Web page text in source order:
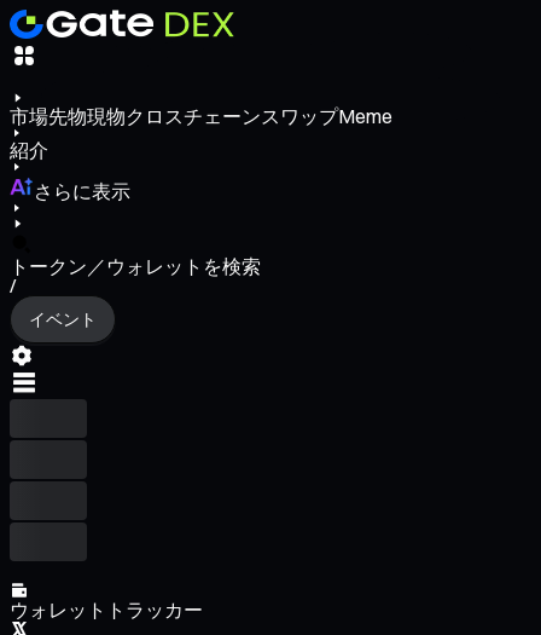
市場先物現物クロスチェーンスワップMeme
紹介
さらに表示
トークン／ウォレットを検索
/
イベント
ウォレットトラッカー